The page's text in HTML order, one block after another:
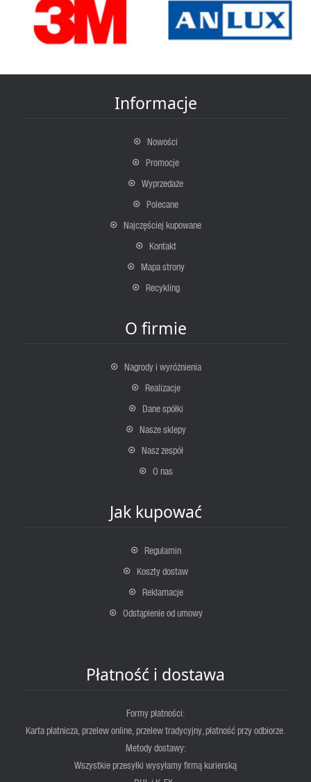
Informacje
Nowości
Promocje
Wyprzedaże
Polecane
Najczęściej kupowane
Kontakt
Mapa strony
Recykling
O firmie
Nagrody i wyróżnienia
Realizacje
Dane spółki
Nasze sklepy
Nasz zespół
O nas
Jak kupować
Regulamin
Koszty dostaw
Reklamacje
Odstąpienie od umowy
Płatność i dostawa
Formy płatności:
Karta płatnicza, przelew online, przelew tradycyjny, płatność przy odbiorze.
Metody dostawy:
Wszystkie przesyłki wysyłamy firmą kurierską